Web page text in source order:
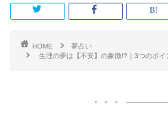
HOME
夢占い
生理の夢は【不安】の象徴!?｜3つのポ